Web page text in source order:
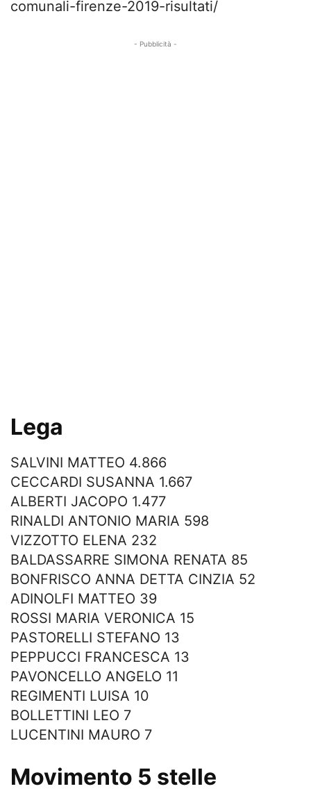
comunali-firenze-2019-risultati/
- Pubblicità -
Lega
SALVINI MATTEO 4.866
CECCARDI SUSANNA 1.667
ALBERTI JACOPO 1.477
RINALDI ANTONIO MARIA 598
VIZZOTTO ELENA 232
BALDASSARRE SIMONA RENATA 85
BONFRISCO ANNA DETTA CINZIA 52
ADINOLFI MATTEO 39
ROSSI MARIA VERONICA 15
PASTORELLI STEFANO 13
PEPPUCCI FRANCESCA 13
PAVONCELLO ANGELO 11
REGIMENTI LUISA 10
BOLLETTINI LEO 7
LUCENTINI MAURO 7
Movimento 5 stelle